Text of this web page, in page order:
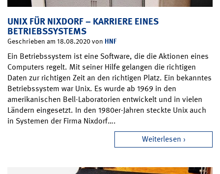
UNIX FÜR NIXDORF – KARRIERE EINES
BETRIEBSSYSTEMS
Geschrieben am 18.08.2020 von HNF
Ein Betriebssystem ist eine Software, die die Aktionen eines
Computers regelt. Mit seiner Hilfe gelangen die richtigen
Daten zur richtigen Zeit an den richtigen Platz. Ein bekanntes
Betriebssystem war Unix. Es wurde ab 1969 in den
amerikanischen Bell-Laboratorien entwickelt und in vielen
Ländern eingesetzt. In den 1980er-Jahren steckte Unix auch
in Systemen der Firma Nixdorf….
Weiterlesen